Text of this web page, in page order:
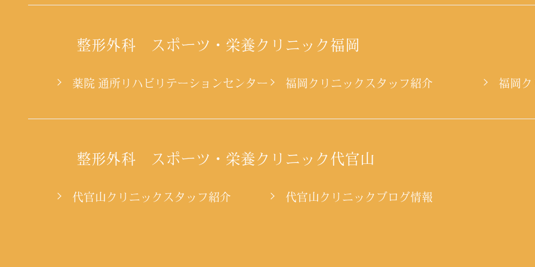
整形外科 スポーツ・栄養クリニック福岡
薬院 通所リハビリテーションセンター 福岡クリニックスタッフ紹介 福岡
整形外科 スポーツ・栄養クリニック代官山
代官山クリニックスタッフ紹介 代官山クリニックブログ情報